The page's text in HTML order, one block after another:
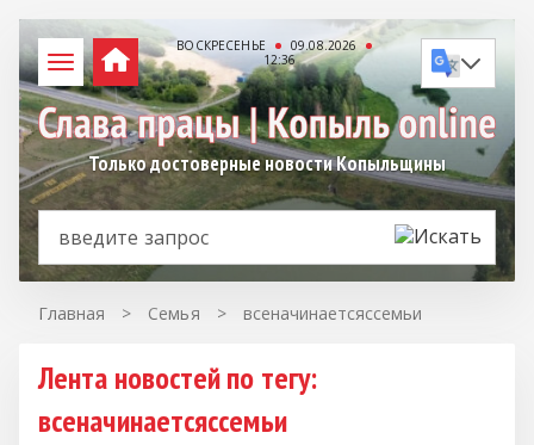
ВОСКРЕСЕНЬЕ
09.08.2026
12:36
Только достоверные новости Копыльщины
Главная > Семья > всеначинаетсяссемьи
Лента новостей по тегу:
всеначинаетсяссемьи